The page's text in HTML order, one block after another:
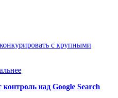
с крупными
над Google Search